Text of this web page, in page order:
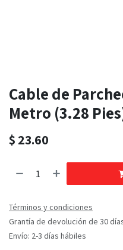
Cable de
Metro (3.28
$ 23.60
Términos y condiciones
Grantía de devolución de 30
Envío: 2-3 días hábiles